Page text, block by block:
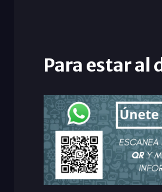
Para estar al